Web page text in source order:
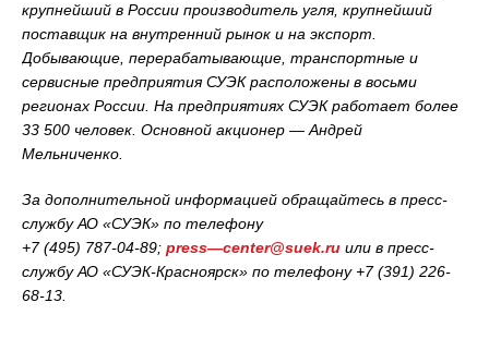
крупнейший в России производитель угля, крупнейший
поставщик на внутренний рынок и на экспорт.
Добывающие, перерабатывающие, транспортные и
сервисные предприятия СУЭК расположены в восьми
регионах России. На предприятиях СУЭК работает более
33 500 человек. Основной акционер — Андрей
Мельниченко.
За дополнительной информацией обращайтесь в пресс-
службу АО «СУЭК» по телефону
+7 (495) 787-04-89; press—center@suek.ru или в пресс-
службу АО «СУЭК-Красноярск» по телефону +7 (391) 226-
68-13.